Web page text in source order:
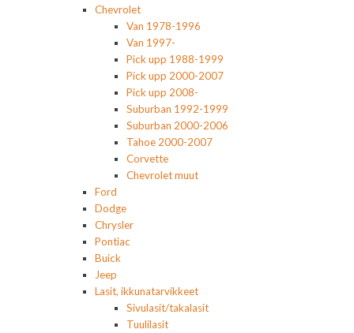
Chevrolet
Van 1978-1996
Van 1997-
Pick upp 1988-1999
Pick upp 2000-2007
Pick upp 2008-
Suburban 1992-1999
Suburban 2000-2006
Tahoe 2000-2007
Corvette
Chevrolet muut
Ford
Dodge
Chrysler
Pontiac
Buick
Jeep
Lasit, ikkunatarvikkeet
Sivulasit/takalasit
Tuulilasit